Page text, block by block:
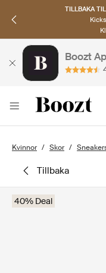
TILLBAKA
Boozt
Kvinnor Skor
tillbaka
40% Deal